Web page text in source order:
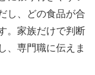
し、どの食品が合
。家族だけで判断
、専門職に伝えま